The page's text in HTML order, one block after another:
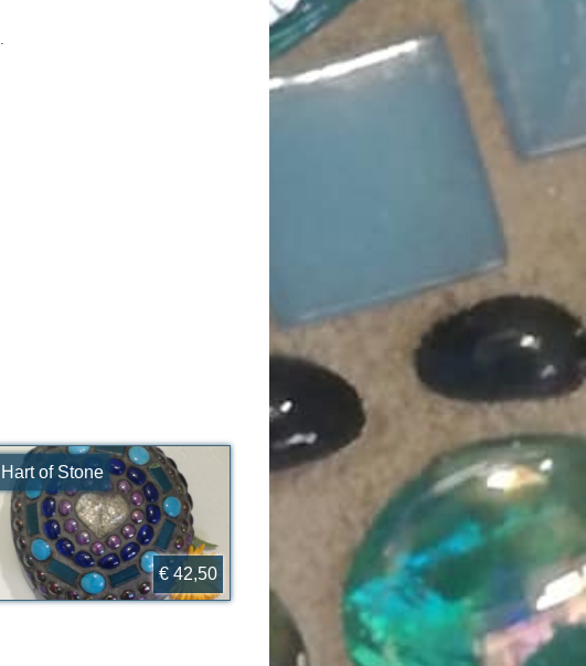
Hart of Stone
€ 42,50